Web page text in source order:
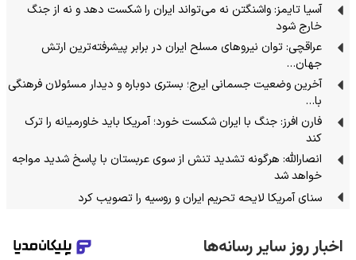
آسیا تایمز: واشنگتن نه می‌تواند ایران را شکست دهد و نه از جنگ
خارج شود
عراقچی: توان نیروهای مسلح ایران در برابر پیشرفته‌ترین ارتش
جهان…
آخرین وضعیت جسمانی ایرج؛ بستری دوباره و دیدار مسئولان فرهنگی
با…
فارن افرز: جنگ با ایران شکست خورد؛ آمریکا باید خاورمیانه را ترک
کند
انصارالله: هرگونه تشدید تنش از سوی عربستان با پاسخ شدید مواجه
خواهد شد
سنای آمریکا لایحه تحریم ایران و روسیه را تصویب کرد